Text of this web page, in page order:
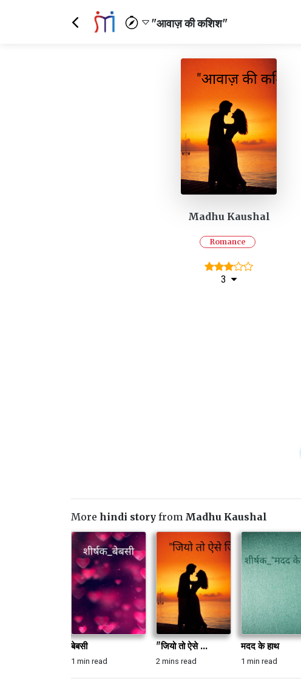
"आवाज़ की कशिश"
Madhu Kaushal
Romance
3
More hindi story from Madhu Kaushal
बेबसी
1 min read
"जियो तो ऐसे ...
2 mins read
मदद के हाथ
1 min read